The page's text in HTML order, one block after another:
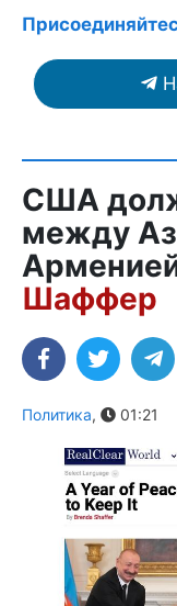
США
между
Шаффер
Политика, 01:21